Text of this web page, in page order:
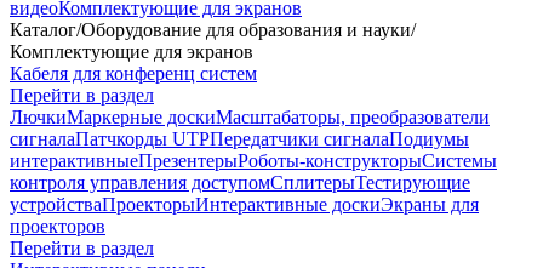
видеоКомплектующие для экранов
Каталог/Оборудование для образования и науки/
Комплектующие для экранов
Кабеля для конференц систем
Перейти в раздел
ЛючкиМаркерные доскиМасштабаторы, преобразователи
сигналаПатчкорды UTPПередатчики сигналаПодиумы
интерактивныеПрезентерыРоботы-конструкторыСистемы
контроля управления доступомСплитерыТестирующие
устройстваПроекторыИнтерактивные доскиЭкраны для
проекторов
Перейти в раздел